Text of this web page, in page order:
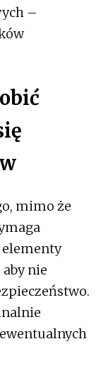
–
mimo że
nie